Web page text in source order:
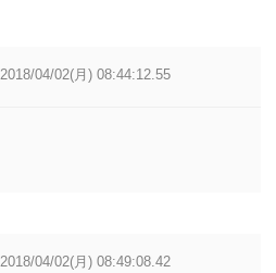
2018/04/02(月) 08:44:12.55
2018/04/02(月) 08:49:08.42